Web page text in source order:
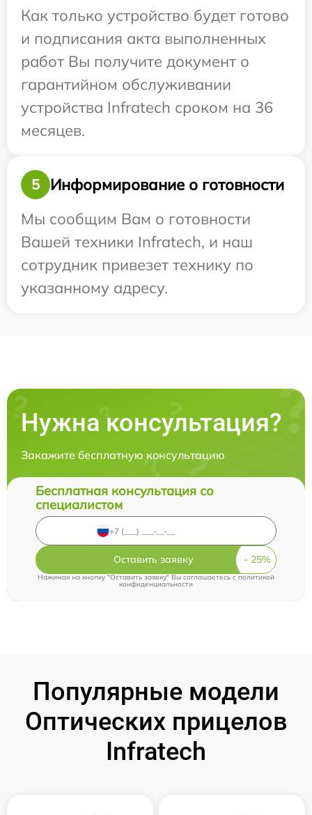
Как только устройство будет готово
и подписания акта выполненных
работ Вы получите документ о
гарантийном обслуживании
устройства Infratech сроком на 36
месяцев.
5
Информирование о готовности
Мы сообщим Вам о готовности
Вашей техники Infratech, и наш
сотрудник привезет технику по
указанному адресу.
Нужна консультация?
Закажите бесплатную консультацию
Бесплатная консультация со
специалистом
Оставить заявку
Нажимая на кнопку "Оставить заявку" Вы соглашаетесь c политикой
конфиденциальности
Популярные модели
Оптических прицелов
Infratech